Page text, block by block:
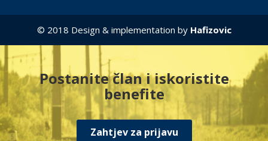
© 2018 Design & implementation by Hafizovic
Postanite član i iskoristite
benefite
Zahtjev za prijavu